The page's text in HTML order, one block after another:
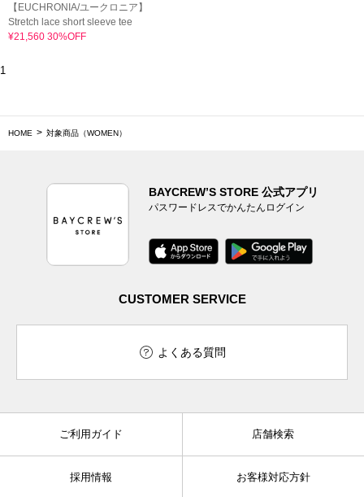
【EUCHRONIA/ユークロニア】
Stretch lace short sleeve tee
¥21,560 30%OFF
1
HOME 対象商品（WOMEN）
BAYCREW’S STORE 公式アプリ
パスワードレスでかんたんログイン
CUSTOMER SERVICE
よくある質問
ご利用ガイド 店舗検索
採用情報 お客様対応方針